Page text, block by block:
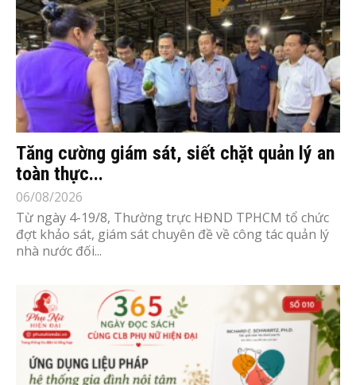
Tăng cường giám sát, siết chặt quản lý an
toàn thực...
06/08/2026
Từ ngày 4-19/8, Thường trực HĐND TPHCM tổ chức
đợt khảo sát, giám sát chuyên đề về công tác quản lý
nhà nước đối...